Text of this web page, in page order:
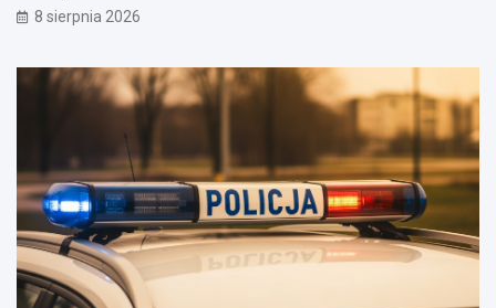
8 sierpnia 2026